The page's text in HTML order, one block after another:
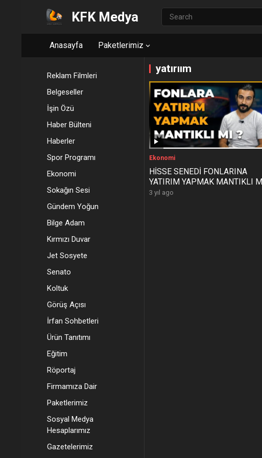
KFK Medya
Anasayfa Paketlerimiz
Reklam Filmleri
Belgeseller
İşin Özü
Haber Bülteni
Haberler
Spor Programı
Ekonomi
Sokağın Sesi
Gündem Yoğun
Bilge Adam
Kırmızı Duvar
Jet Sosyete
Senato
Koltuk
Görüş Açısı
İrfan Sohbetleri
Ürün Tanıtımı
Eğitim
Röportaj
Firmamıza Dair
Paketlerimiz
Sosyal Medya
Hesaplarımız
Gazetelerimiz
yatırıım
Ekonomi
HİSSE SENEDİ FONLARINA
YATIRIM YAPMAK MANTIKLI MI
3 yıl ago